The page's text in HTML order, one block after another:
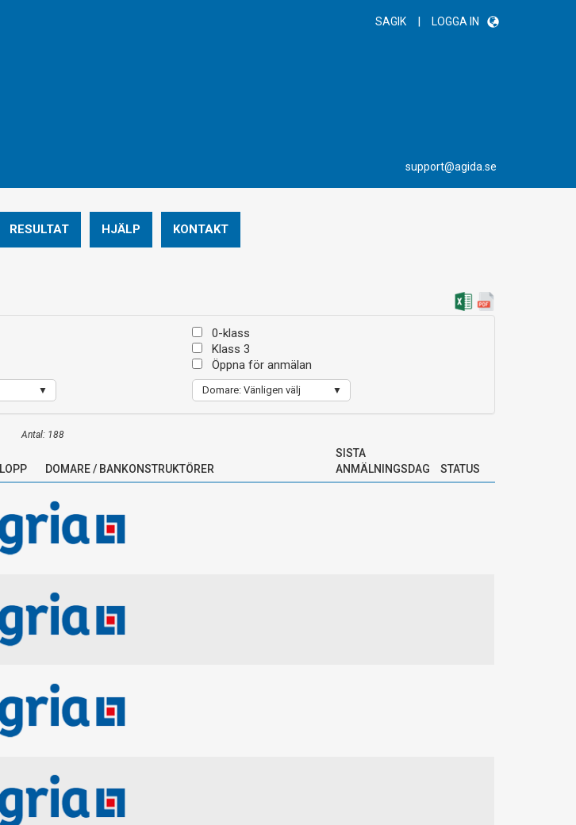
SAGIK | LOGGA IN
support@agida.se
RESULTAT HJÄLP KONTAKT
0-klass
Klass 3
Öppna för anmälan
Domare: Vänligen välj
Antal: 188
LOPP DOMARE / BANKONSTRUKTÖRER
SISTA
ANMÄLNINGSDAG
STATUS